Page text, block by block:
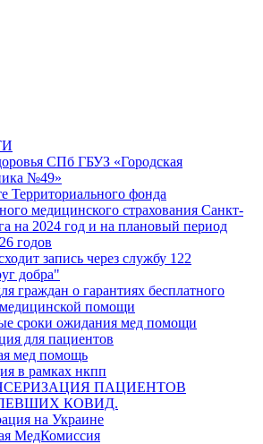
СПб ГБУЗ «Городская
№49»
Территориального фонда
медицинского страхования Санкт-
на 2024 год и на плановый период
годов
запись через службу 122
добра"
граждан о гарантиях бесплатного
медицинской помощи
сроки ожидания мед помощи
для пациентов
мед помощь
в рамках нкпп
ПАЦИЕНТОВ
КОВИД.
на Украине
МедКомиссия